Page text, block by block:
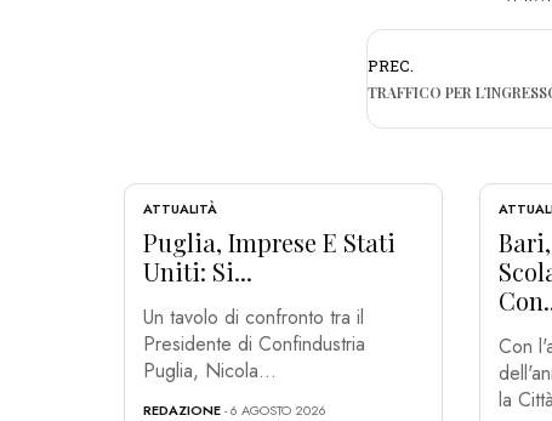
PREC.
ATTUALITÀ
Puglia, Imprese E Stati
Uniti: Si...
Un tavolo di confronto tra il
Presidente di Confindustria
Puglia, Nicola...
REDAZIONE- 6 AGOSTO 2026
Con
la